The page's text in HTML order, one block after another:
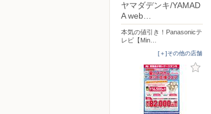
ヤマダデンキ/YAMAD
A web…
本気の値引き！Panasonicテ
レビ【Min…
[＋]その他の店舗